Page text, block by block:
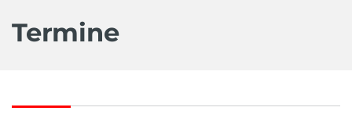
Termine